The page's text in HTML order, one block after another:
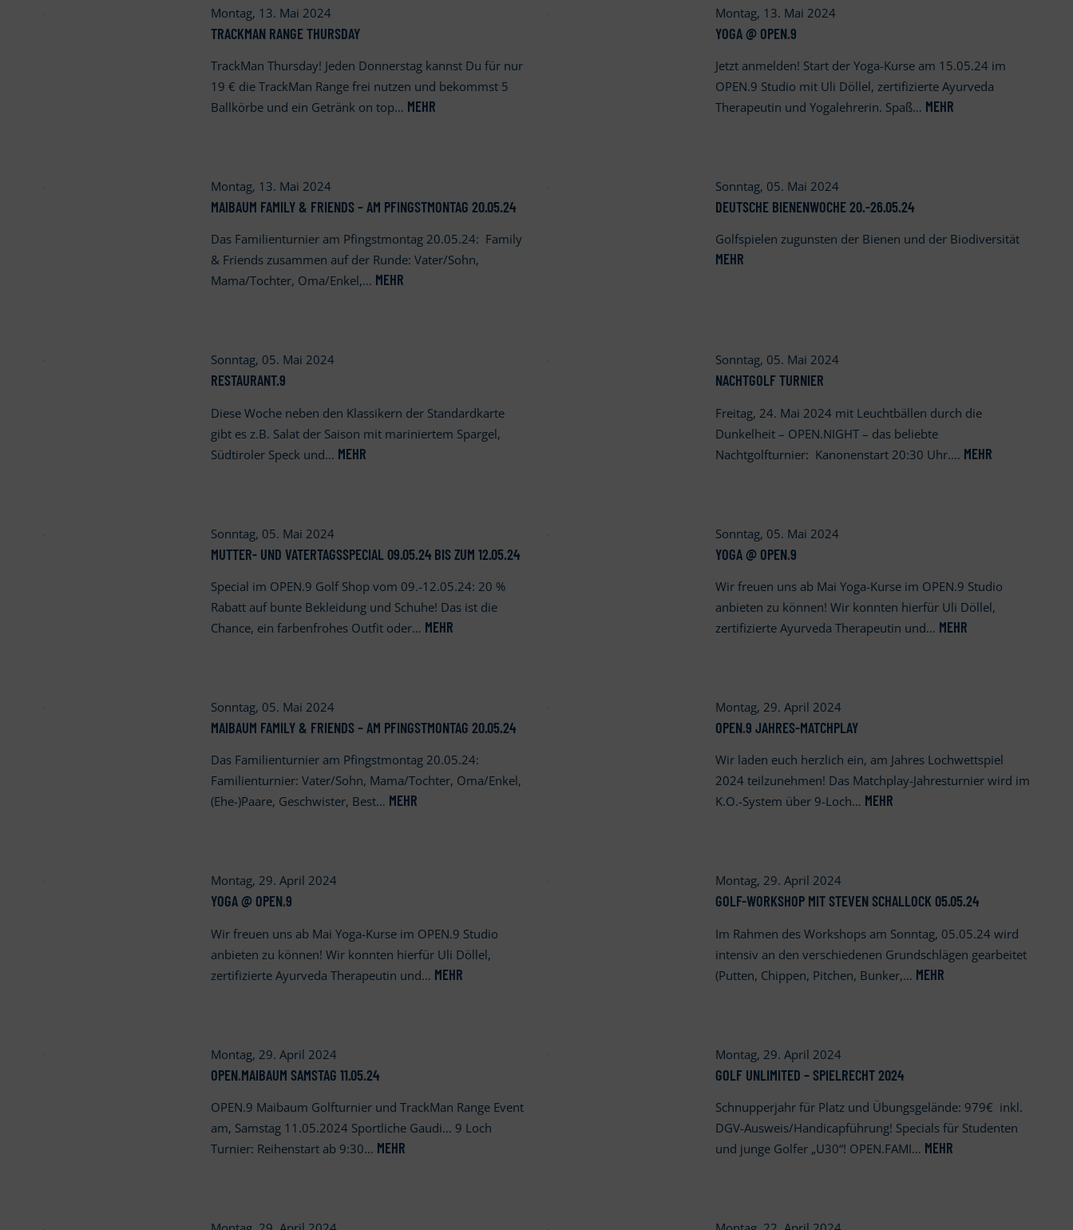
Montag, 13. Mai 2024
TRACKMAN RANGE THURSDAY
TrackMan Thursday! Jeden Donnerstag kannst Du für nur
19 € die TrackMan Range frei nutzen und bekommst 5
Ballkörbe und ein Getränk on top… MEHR
Montag, 13. Mai 2024
YOGA @ OPEN.9
Jetzt anmelden! Start der Yoga-Kurse am 15.05.24 im
OPEN.9 Studio mit Uli Döllel, zertifizierte Ayurveda
Therapeutin und Yogalehrerin. Spaß… MEHR
Montag, 13. Mai 2024
MAIBAUM FAMILY & FRIENDS – AM PFINGSTMONTAG 20.05.24
Das Familienturnier am Pfingstmontag 20.05.24: Family
& Friends zusammen auf der Runde: Vater/Sohn,
Mama/Tochter, Oma/Enkel,… MEHR
Sonntag, 05. Mai 2024
DEUTSCHE BIENENWOCHE 20.-26.05.24
Golfspielen zugunsten der Bienen und der Biodiversität
MEHR
Sonntag, 05. Mai 2024
RESTAURANT.9
Diese Woche neben den Klassikern der Standardkarte
gibt es z.B. Salat der Saison mit mariniertem Spargel,
Südtiroler Speck und… MEHR
Sonntag, 05. Mai 2024
NACHTGOLF TURNIER
Freitag, 24. Mai 2024 mit Leuchtbällen durch die
Dunkelheit – OPEN.NIGHT – das beliebte
Nachtgolfturnier: Kanonenstart 20:30 Uhr.… MEHR
Sonntag, 05. Mai 2024
MUTTER- UND VATERTAGSSPECIAL 09.05.24 BIS ZUM 12.05.24
Special im OPEN.9 Golf Shop vom 09.-12.05.24: 20 %
Rabatt auf bunte Bekleidung und Schuhe! Das ist die
Chance, ein farbenfrohes Outfit oder… MEHR
Sonntag, 05. Mai 2024
YOGA @ OPEN.9
Wir freuen uns ab Mai Yoga-Kurse im OPEN.9 Studio
anbieten zu können! Wir konnten hierfür Uli Döllel,
zertifizierte Ayurveda Therapeutin und… MEHR
Sonntag, 05. Mai 2024
MAIBAUM FAMILY & FRIENDS – AM PFINGSTMONTAG 20.05.24
Das Familienturnier am Pfingstmontag 20.05.24:
Familienturnier: Vater/Sohn, Mama/Tochter, Oma/Enkel,
(Ehe-)Paare, Geschwister, Best… MEHR
Montag, 29. April 2024
OPEN.9 JAHRES-MATCHPLAY
Wir laden euch herzlich ein, am Jahres Lochwettspiel
2024 teilzunehmen! Das Matchplay-Jahresturnier wird im
K.O.-System über 9-Loch… MEHR
Montag, 29. April 2024
YOGA @ OPEN.9
Wir freuen uns ab Mai Yoga-Kurse im OPEN.9 Studio
anbieten zu können! Wir konnten hierfür Uli Döllel,
zertifizierte Ayurveda Therapeutin und… MEHR
Montag, 29. April 2024
GOLF-WORKSHOP MIT STEVEN SCHALLOCK 05.05.24
Im Rahmen des Workshops am Sonntag, 05.05.24 wird
intensiv an den verschiedenen Grundschlägen gearbeitet
(Putten, Chippen, Pitchen, Bunker,… MEHR
Montag, 29. April 2024
OPEN.MAIBAUM SAMSTAG 11.05.24
OPEN.9 Maibaum Golfturnier und TrackMan Range Event
am, Samstag 11.05.2024 Sportliche Gaudi… 9 Loch
Turnier: Reihenstart ab 9:30… MEHR
Montag, 29. April 2024
GOLF UNLIMITED – SPIELRECHT 2024
Schnupperjahr für Platz und Übungsgelände: 979€ inkl.
DGV-Ausweis/Handicapführung! Specials für Studenten
und junge Golfer „U30“! OPEN.FAMI… MEHR